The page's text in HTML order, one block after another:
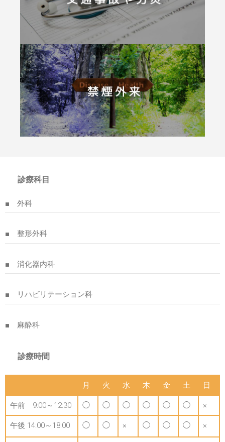
診療科目
■ 外科
■ 整形外科
■ 消化器内科
■ リハビリテーション科
■ 麻酔科
診療時間
月 火 水 木 金 土 日
午前 9:00～12:30 ◯ ◯ ◯ ◯ ◯ ◯ ×
午後 14:00～18:00 ◯ ◯ × ◯ ◯ ◯ ×